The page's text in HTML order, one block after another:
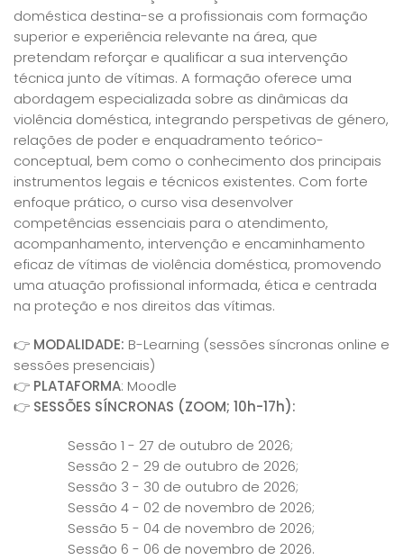
doméstica destina-se a profissionais com formação
superior e experiência relevante na área, que
pretendam reforçar e qualificar a sua intervenção
técnica junto de vítimas. A formação oferece uma
abordagem especializada sobre as dinâmicas da
violência doméstica, integrando perspetivas de género,
relações de poder e enquadramento teórico-
conceptual, bem como o conhecimento dos principais
instrumentos legais e técnicos existentes. Com forte
enfoque prático, o curso visa desenvolver
competências essenciais para o atendimento,
acompanhamento, intervenção e encaminhamento
eficaz de vítimas de violência doméstica, promovendo
uma atuação profissional informada, ética e centrada
na proteção e nos direitos das vítimas.
👉 MODALIDADE: B-Learning (sessões síncronas online e
sessões presenciais)
👉 PLATAFORMA: Moodle
👉 SESSÕES SÍNCRONAS (ZOOM; 10h-17h):
Sessão 1 - 27 de outubro de 2026;
Sessão 2 - 29 de outubro de 2026;
Sessão 3 - 30 de outubro de 2026;
Sessão 4 - 02 de novembro de 2026;
Sessão 5 - 04 de novembro de 2026;
Sessão 6 - 06 de novembro de 2026.